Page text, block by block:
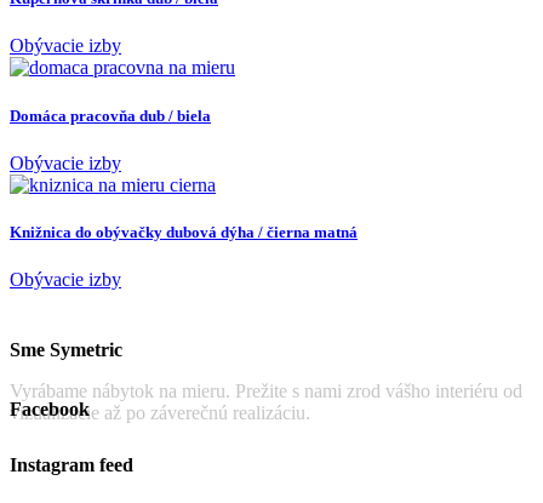
Obývacie izby
Domáca pracovňa dub / biela
Obývacie izby
Knižnica do obývačky dubová dýha / čierna matná
Obývacie izby
Sme Symetric
Vyrábame nábytok na mieru. Prežite s nami zrod vášho interiéru od
vizualizácie až po záverečnú realizáciu.
Facebook
Instagram feed